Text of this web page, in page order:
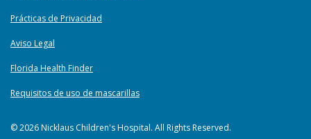
Prácticas de Privacidad
Aviso Legal
Florida Health Finder
Requisitos de uso de mascarillas
© 2026 Nicklaus Children's Hospital. All Rights Reserved.